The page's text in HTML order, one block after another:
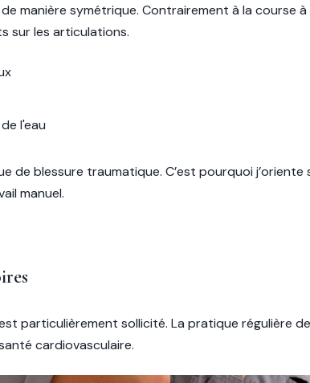
manière symétrique. Contrairement à la course
sur les articulations.
l'eau
de blessure traumatique. C’est pourquoi
manuel.
particulièrement sollicité. La pratique régulière
cardiovasculaire.